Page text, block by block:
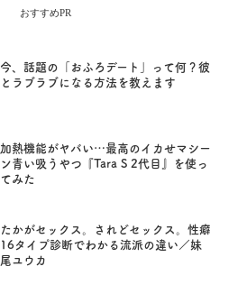
おすすめPR
今、話題の「おふろデート」って何？彼
とラブラブになる方法を教えます
加熱機能がヤバい…最高のイカせマシー
ン青い吸うやつ『Tara S 2代目』を使っ
てみた
たかがセックス。されどセックス。性癖
16タイプ診断でわかる流派の違い／妹
尾ユウカ